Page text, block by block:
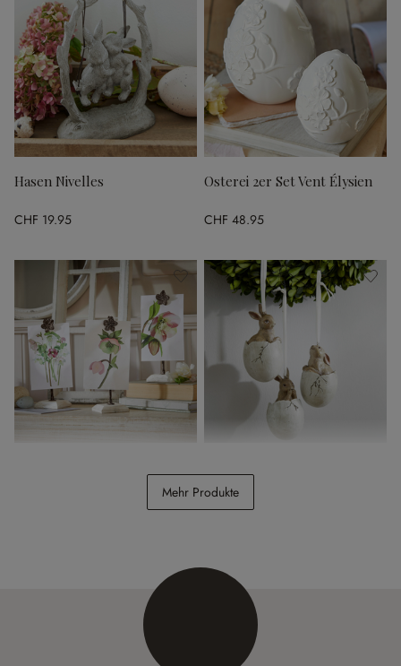
Hasen Nivelles
CHF 19.95
Osterei 2er Set Vent Élysien
CHF 48.95
CHF 19.95
Mehr Produkte